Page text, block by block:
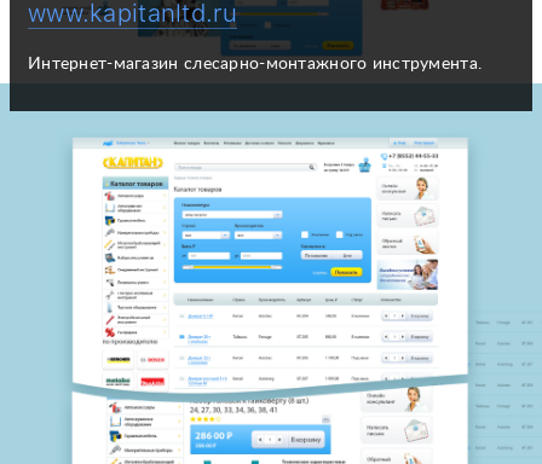
www.kapitanltd.ru
Интернет-магазин слесарно-монтажного инструмента.